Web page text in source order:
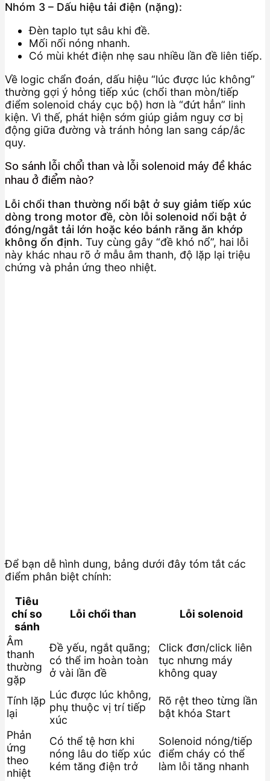
Nhóm 3 – Dấu hiệu tải điện (nặng):
Đèn taplo tụt sâu khi đề.
Mối nối nóng nhanh.
Có mùi khét điện nhẹ sau nhiều lần đề liên tiếp.
Về logic chẩn đoán, dấu hiệu “lúc được lúc không”
thường gợi ý hỏng tiếp xúc (chổi than mòn/tiếp
điểm solenoid cháy cục bộ) hơn là “đứt hẳn” linh
kiện. Vì thế, phát hiện sớm giúp giảm nguy cơ bị
động giữa đường và tránh hỏng lan sang cáp/ắc
quy.
So sánh lỗi chổi than và lỗi solenoid máy đề khác
nhau ở điểm nào?
Lỗi chổi than thường nổi bật ở suy giảm tiếp xúc
dòng trong motor đề, còn lỗi solenoid nổi bật ở
đóng/ngắt tải lớn hoặc kéo bánh răng ăn khớp
không ổn định. Tuy cùng gây “đề khó nổ”, hai lỗi
này khác nhau rõ ở mẫu âm thanh, độ lặp lại triệu
chứng và phản ứng theo nhiệt.
Để bạn dễ hình dung, bảng dưới đây tóm tắt các
điểm phân biệt chính:
Tiêu
chí so
sánh
Lỗi chổi than Lỗi solenoid
Âm
thanh
thường
gặp
Đề yếu, ngắt quãng;
có thể im hoàn toàn
ở vài lần đề
Click đơn/click liên
tục nhưng máy
không quay
Tính lặp
lại
Lúc được lúc không,
phụ thuộc vị trí tiếp
xúc
Rõ rệt theo từng lần
bật khóa Start
Phản
ứng
theo
nhiệt
Có thể tệ hơn khi
nóng lâu do tiếp xúc
kém tăng điện trở
Solenoid nóng/tiếp
điểm cháy có thể
làm lỗi tăng nhanh